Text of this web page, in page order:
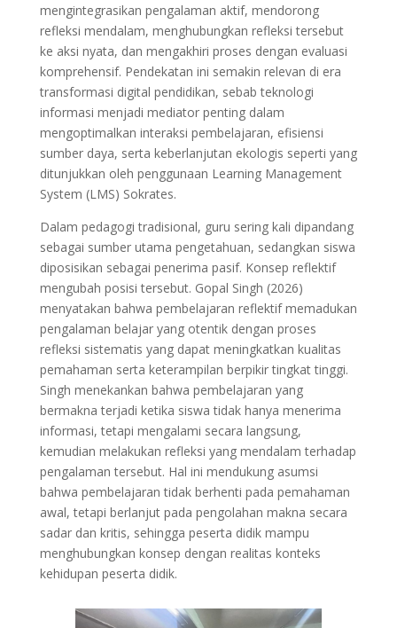
mengintegrasikan pengalaman aktif, mendorong
refleksi mendalam, menghubungkan refleksi tersebut
ke aksi nyata, dan mengakhiri proses dengan evaluasi
komprehensif. Pendekatan ini semakin relevan di era
transformasi digital pendidikan, sebab teknologi
informasi menjadi mediator penting dalam
mengoptimalkan interaksi pembelajaran, efisiensi
sumber daya, serta keberlanjutan ekologis seperti yang
ditunjukkan oleh penggunaan Learning Management
System (LMS) Sokrates.
Dalam pedagogi tradisional, guru sering kali dipandang
sebagai sumber utama pengetahuan, sedangkan siswa
diposisikan sebagai penerima pasif. Konsep reflektif
mengubah posisi tersebut. Gopal Singh (2026)
menyatakan bahwa pembelajaran reflektif memadukan
pengalaman belajar yang otentik dengan proses
refleksi sistematis yang dapat meningkatkan kualitas
pemahaman serta keterampilan berpikir tingkat tinggi.
Singh menekankan bahwa pembelajaran yang
bermakna terjadi ketika siswa tidak hanya menerima
informasi, tetapi mengalami secara langsung,
kemudian melakukan refleksi yang mendalam terhadap
pengalaman tersebut. Hal ini mendukung asumsi
bahwa pembelajaran tidak berhenti pada pemahaman
awal, tetapi berlanjut pada pengolahan makna secara
sadar dan kritis, sehingga peserta didik mampu
menghubungkan konsep dengan realitas konteks
kehidupan peserta didik.